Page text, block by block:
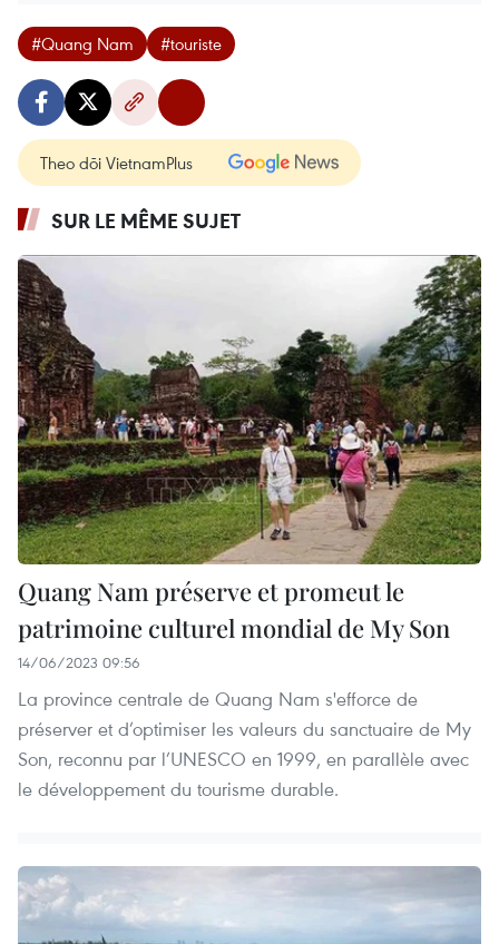
#Quang Nam #touriste
Theo dõi VietnamPlus
SUR LE MÊME SUJET
Quang Nam préserve et promeut le
patrimoine culturel mondial de My Son
14/06/2023 09:56
La province centrale de Quang Nam s'efforce de
préserver et d’optimiser les valeurs du sanctuaire de My
Son, reconnu par l’UNESCO en 1999, en parallèle avec
le développement du tourisme durable.